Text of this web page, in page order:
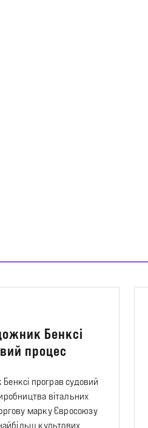
Бенксі
процес
програв судовий
вітальних
марку Євросоюзу
культових